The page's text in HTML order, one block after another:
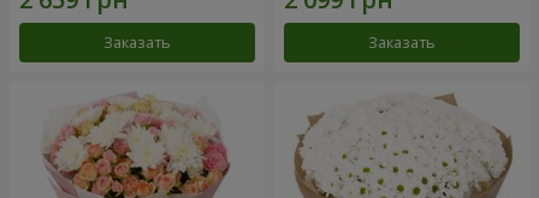
Заказать Заказать